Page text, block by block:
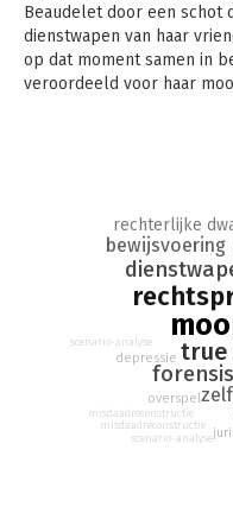
Beaudelet door een schot
dienstwapen van haar
op dat moment samen in
veroordeeld voor haar
buitenechtelijke relatie
Het bewijs tegen Jack
veroordeling. Maar blijft
analyse in het licht van de
Vermoordde Jack zijn
en had de jury Jack true
bewijsvoering
rechterlijke
depressie
overspel
scenario-analyse
misdaadreconstructie
scenario-analyse
misdaadreconstructie